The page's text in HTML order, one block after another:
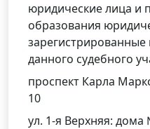
юридические лица и
образования
зарегистрированные
данного судебного
проспект Карла
10
ул. 1-я Верхняя: дома